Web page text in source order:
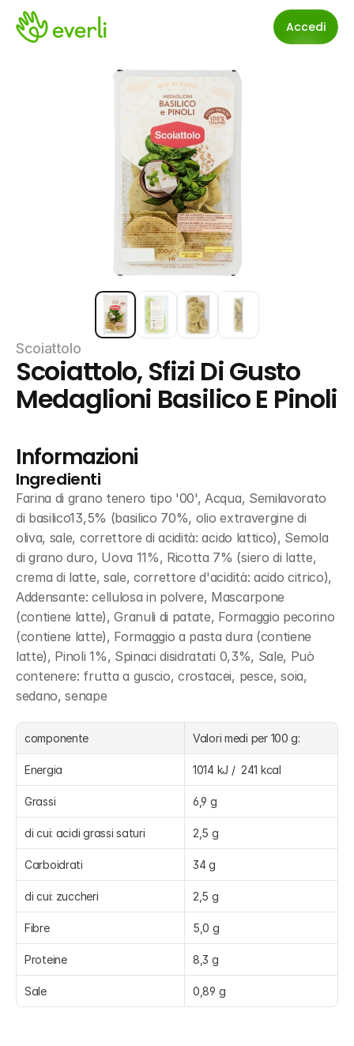
Accedi
Scoiattolo
Scoiattolo, Sfizi Di Gusto
Medaglioni Basilico E Pinoli
Informazioni
Ingredienti
Farina di grano tenero tipo '00', Acqua, Semilavorato
di basilico13,5% (basilico 70%, olio extravergine di
oliva, sale, correttore di acidità: acido lattico), Semola
di grano duro, Uova 11%, Ricotta 7% (siero di latte,
crema di latte, sale, correttore d'acidità: acido citrico),
Addensante: cellulosa in polvere, Mascarpone
(contiene latte), Granuli di patate, Formaggio pecorino
(contiene latte), Formaggio a pasta dura (contiene
latte), Pinoli 1%, Spinaci disidratati 0,3%, Sale, Può
contenere: frutta a guscio, crostacei, pesce, soia,
sedano, senape
componente Valori medi per 100 g:
Energia 1014 kJ /  241 kcal
Grassi 6,9 g
di cui: acidi grassi saturi 2,5 g
Carboidrati 34 g
di cui: zuccheri 2,5 g
Fibre 5,0 g
Proteine 8,3 g
Sale 0,89 g